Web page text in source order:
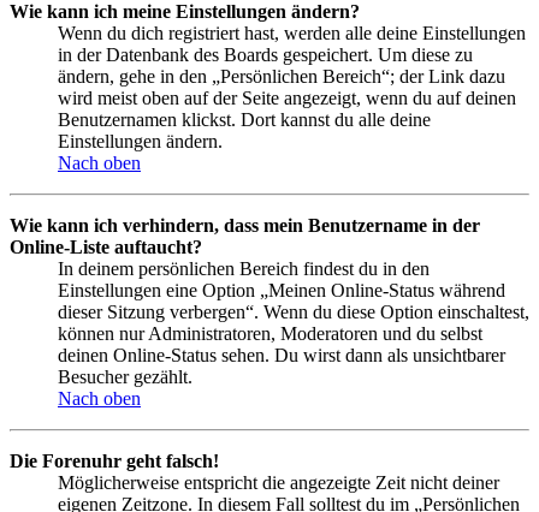
Wie kann ich meine Einstellungen ändern?
Wenn du dich registriert hast, werden alle deine Einstellungen
in der Datenbank des Boards gespeichert. Um diese zu
ändern, gehe in den „Persönlichen Bereich“; der Link dazu
wird meist oben auf der Seite angezeigt, wenn du auf deinen
Benutzernamen klickst. Dort kannst du alle deine
Einstellungen ändern.
Nach oben
Wie kann ich verhindern, dass mein Benutzername in der
Online-Liste auftaucht?
In deinem persönlichen Bereich findest du in den
Einstellungen eine Option „Meinen Online-Status während
dieser Sitzung verbergen“. Wenn du diese Option einschaltest,
können nur Administratoren, Moderatoren und du selbst
deinen Online-Status sehen. Du wirst dann als unsichtbarer
Besucher gezählt.
Nach oben
Die Forenuhr geht falsch!
Möglicherweise entspricht die angezeigte Zeit nicht deiner
eigenen Zeitzone. In diesem Fall solltest du im „Persönlichen